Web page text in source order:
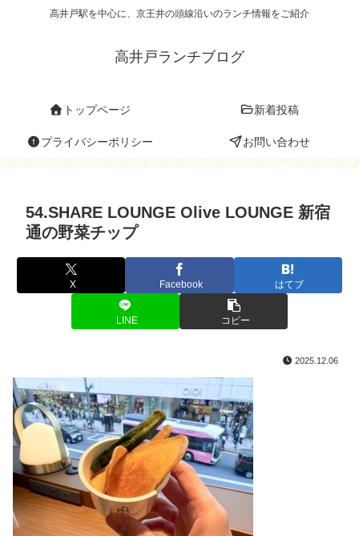
高井戸駅を中心に、京王井の頭線沿いのランチ情報をご紹介
高井戸ランチブログ
トップページ 新着投稿
プライバシーポリシー お問い合わせ
54.SHARE LOUNGE Olive LOUNGE 新宿
通の野菜チップ
X Facebook はてブ
LINE コピー
2025.12.06